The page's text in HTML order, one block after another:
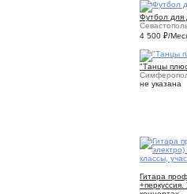
Футбол для
4 500 ₽/
"Танцы
не указана
Гитара